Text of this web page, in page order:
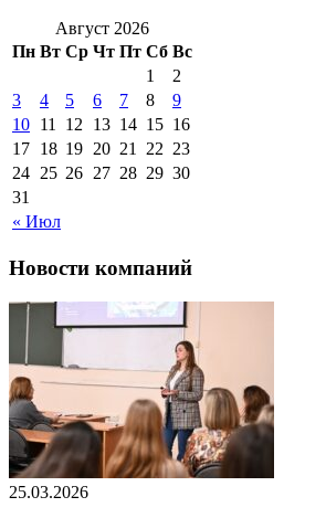
Август 2026
Пн Вт Ср Чт Пт Сб Вс
« Июл
1
2
3
4 5 6 7 8
9
10 11 12 13 14 15 16
17 18 19 20 21 22 23
24 25 26 27 28 29 30
31
Новости компаний
25.03.2026